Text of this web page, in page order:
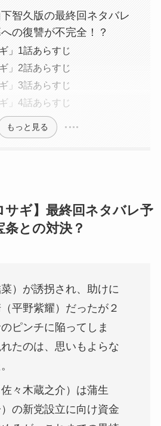
智久版の最終回ネタバレ
の復讐が不完全！？
」1話あらすじ
」2話あらすじ
」3話あらすじ
」4話あらすじ
もっと見る
サギ】最終回ネタバレ予
との対決？
）が誘拐され、助けに
平野紫耀）だったが２
ピンチに陥ってしま
たのは、思いもよらな
々木蔵之介）は蒲生
）の新党設立に向け資金